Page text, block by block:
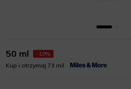
50 ml
-10%
Kup i otrzymaj 73 mil